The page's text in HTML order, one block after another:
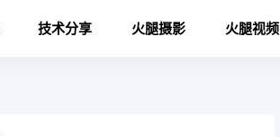
技术分享 火腿摄影 火腿视频